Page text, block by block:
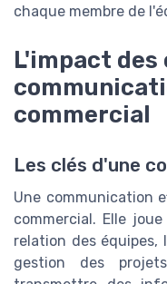
chaque membre de
L'impact des
commercial
Les clés d'une
Une communication
commercial. Elle
relation des
gestion des